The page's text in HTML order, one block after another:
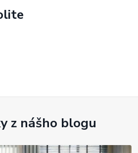
z nášho blogu